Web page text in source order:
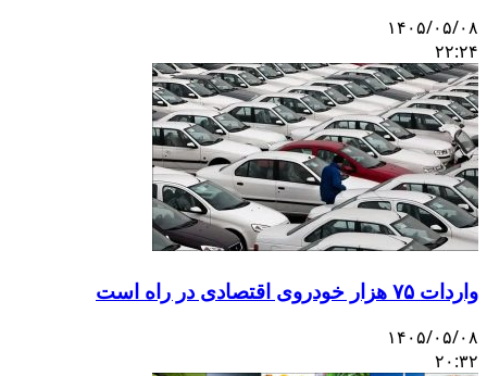
۱۴۰۵/۰۵/۰۸
۲۲:۲۴
واردات ۷۵ هزار خودروی اقتصادی در راه است
۱۴۰۵/۰۵/۰۸
۲۰:۳۲